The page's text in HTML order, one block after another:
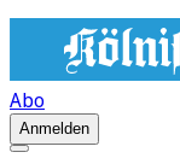
Abo
Anmelden